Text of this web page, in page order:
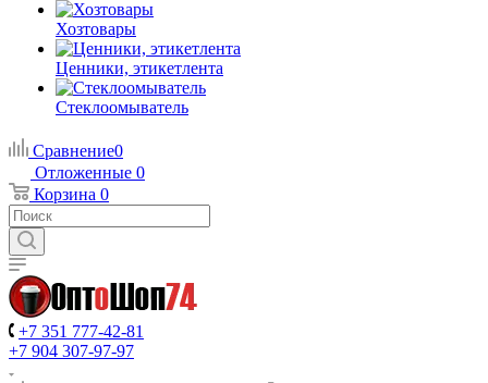
Хозтовары
Ценники, этикетлента
Стеклоомыватель
Сравнение0
Отложенные 0
Корзина 0
+7 351 777-42-81
+7 904 307-97-97